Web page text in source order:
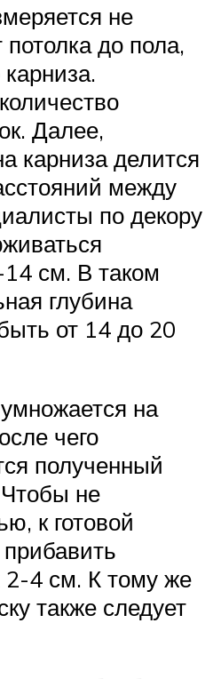
не
до пола,
Далее,
карниза делится
между
по декору
см. В таком
глубина
от 14 до 20
на
чего
полученный
не
к готовой
2-4 см. К тому же
также следует